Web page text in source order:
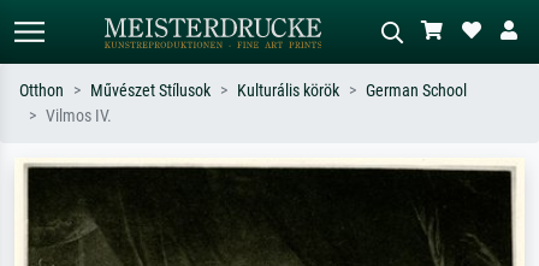
impresszionizmus, Hokusai-hullám,
akt.
Írja le a jelenetet – pl. zöld rét, sok
egy fa mellett.
Otthon Művészet Stílusok Kulturális körök
German School
Vilmos IV.